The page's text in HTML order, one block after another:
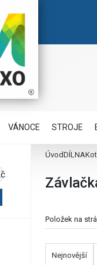
VÁNOCE STROJE
ÚvodDÍLNA
Položek na
Nejnovější